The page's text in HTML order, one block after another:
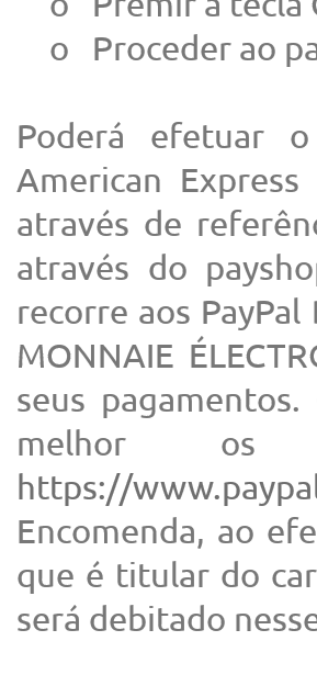
o Proceder ao
Poderá efetuar
American
através de
através do
recorre aos PayPal
MONNAIE
seus
melhor os
https://
Encomenda, ao
que é titular do
será debitado